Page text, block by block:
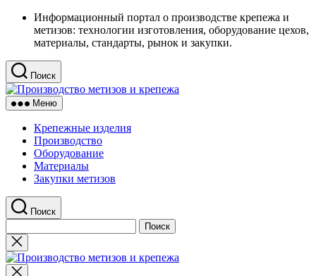
Перейти
содержимому
Информационный портал о производстве крепежа и
метизов: технологии изготовления, оборудование цехов,
материалы, стандарты, рынок и закупки.
Поиск
Меню
Крепежные изделия
Производство
Оборудование
Материалы
Закупки метизов
Поиск
Закрыть
поиск